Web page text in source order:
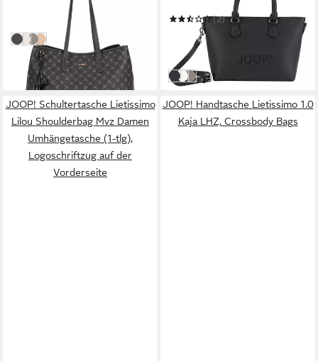
in 3-4 Werktagen bei dir
Dark Navy
offwhite
tuffet
Sesame
(2)
112,46 € 149,95 €
-25%
in 3-4 Werktagen bei dir
Dunkelblau
White
Grau
JOOP! Schultertasche Lietissimo
Lilou Shoulderbag Mvz Damen
Umhängetasche (1-tlg),
Logoschriftzug auf der
Vorderseite
JOOP! Handtasche Lietissimo 1.0
Kaja LHZ, Crossbody Bags